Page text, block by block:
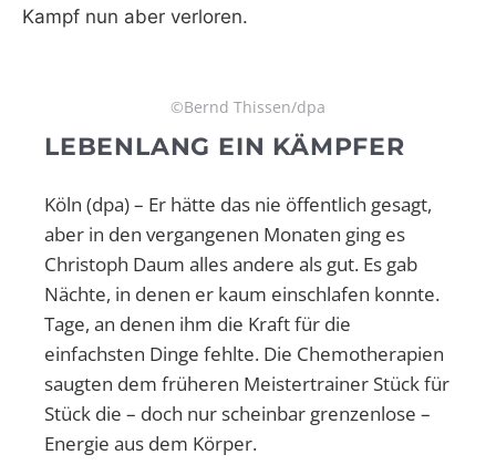
Kampf nun aber verloren.
©Bernd Thissen/dpa
LEBENLANG EIN KÄMPFER
Köln (dpa) – Er hätte das nie öffentlich gesagt,
aber in den vergangenen Monaten ging es
Christoph Daum alles andere als gut. Es gab
Nächte, in denen er kaum einschlafen konnte.
Tage, an denen ihm die Kraft für die
einfachsten Dinge fehlte. Die Chemotherapien
saugten dem früheren Meistertrainer Stück für
Stück die – doch nur scheinbar grenzenlose –
Energie aus dem Körper.